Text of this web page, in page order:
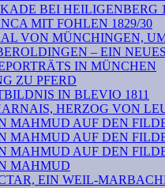
BEI HEILIGENBERG
MIT FOHLEN 1829/30
VON MÜNCHINGEN,
– EIN
IN MÜNCHEN
ZU PFERD
IN BLEVIO 1811
HERZOG VON
MAHMUD AUF DEN
MAHMUD AUF DEN
MAHMUD AUF DEN
MAHMUD
EIN WEIL-